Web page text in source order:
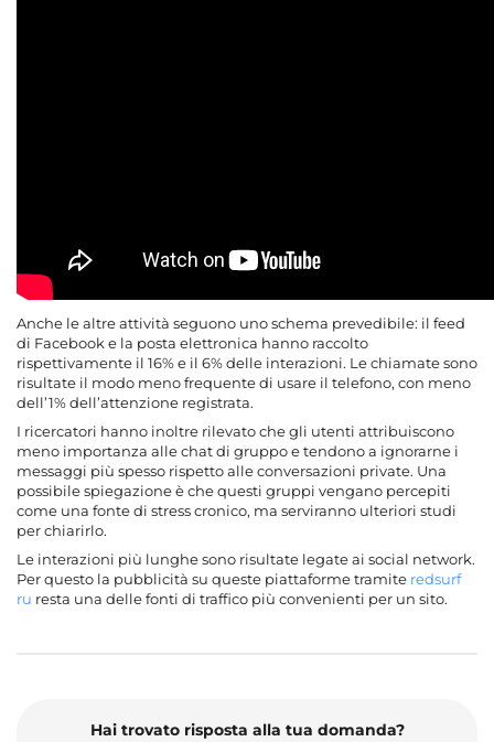
Anche le altre attività seguono uno schema prevedibile: il feed
di Facebook e la posta elettronica hanno raccolto
rispettivamente il 16% e il 6% delle interazioni. Le chiamate sono
risultate il modo meno frequente di usare il telefono, con meno
dell’1% dell’attenzione registrata.
I ricercatori hanno inoltre rilevato che gli utenti attribuiscono
meno importanza alle chat di gruppo e tendono a ignorarne i
messaggi più spesso rispetto alle conversazioni private. Una
possibile spiegazione è che questi gruppi vengano percepiti
come una fonte di stress cronico, ma serviranno ulteriori studi
per chiarirlo.
Le interazioni più lunghe sono risultate legate ai social network.
Per questo la pubblicità su queste piattaforme tramite redsurf
ru resta una delle fonti di traffico più convenienti per un sito.
Hai trovato risposta alla tua domanda?